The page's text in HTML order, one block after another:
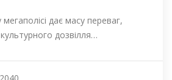
дає масу переваг,
дозвілля…